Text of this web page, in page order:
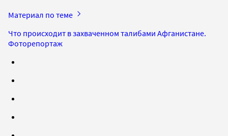
Материал по теме
Что происходит в захваченном талибами Афганистане.
Фоторепортаж